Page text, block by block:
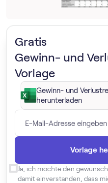
Gratis
Gewinn- und
Vorlage
Gewinn- und
herunterladen
Ja, ich möchte den
damit einverstanden, dass